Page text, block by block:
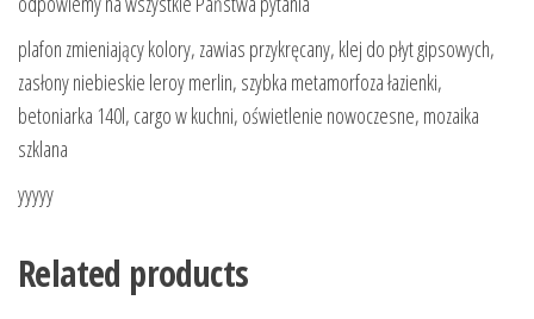
plafon zmieniający kolory, zawias przykręcany, klej do płyt gipsowych,
zasłony niebieskie leroy merlin, szybka metamorfoza łazienki,
betoniarka 140l, cargo w kuchni, oświetlenie nowoczesne, mozaika
szklana
yyyyy
Related products